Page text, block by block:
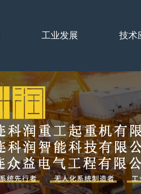
工业发展 技术